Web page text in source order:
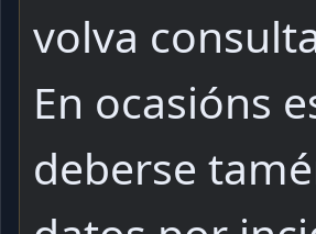
volva
En ocasións
deberse